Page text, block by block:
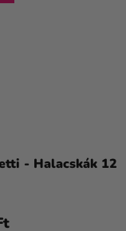
- Halacskák 12